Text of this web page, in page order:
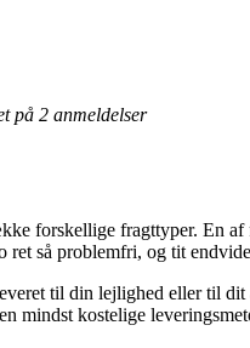
på 2 anmeldelser
forskellige fragttyper. En
ret så problemfri, og tit
til din lejlighed eller til dit
mindst kostelige